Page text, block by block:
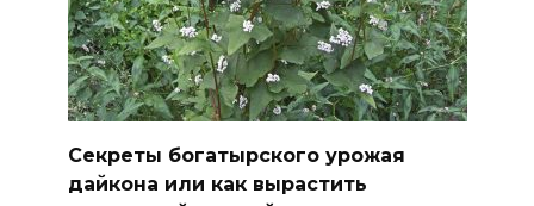
Секреты богатырского урожая
дайкона или как вырастить